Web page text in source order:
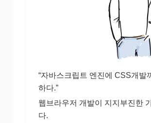
“자바스크립트 엔진에 CSS개발
하다.”
웹브라우저 개발이 지지부진한
다.